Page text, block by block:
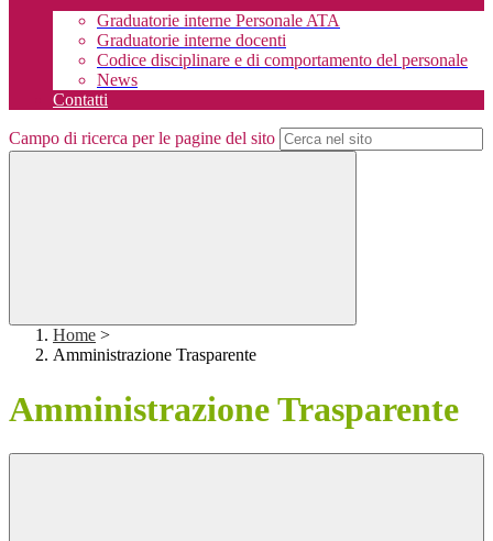
Graduatorie interne Personale ATA
Graduatorie interne docenti
Codice disciplinare e di comportamento del personale
News
Contatti
Campo di ricerca per le pagine del sito
Home >
Amministrazione Trasparente
Amministrazione Trasparente